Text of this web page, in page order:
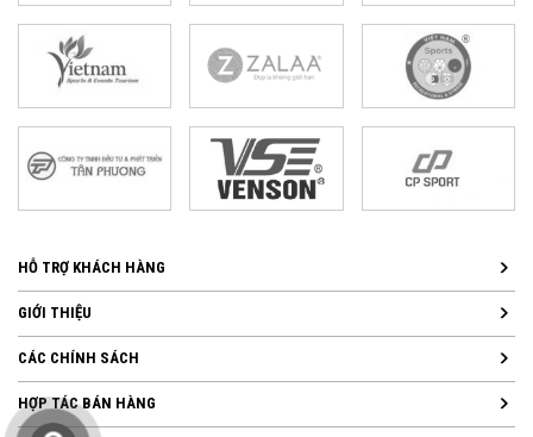
HỖ TRỢ KHÁCH HÀNG
GIỚI THIỆU
CÁC CHÍNH SÁCH
HỢP TÁC BÁN HÀNG